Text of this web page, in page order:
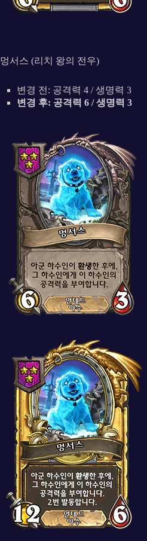
멍서스 (리치 왕의 전우)
변경 전: 공격력 4 / 생명력 3
변경 후: 공격력 6 / 생명력 3